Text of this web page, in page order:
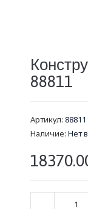
88811
Артикул: 88811
Наличие: Нет